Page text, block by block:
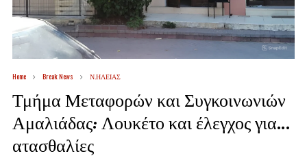
Home Break News Ν.ΗΛΕΙΑΣ
Τμήμα Μεταφορών και Συγκοινωνιών
Αμαλιάδας: Λουκέτο και έλεγχος για…
ατασθαλίες